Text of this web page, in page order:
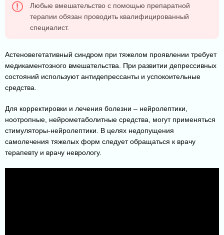
Любые вмешательство с помощью препаратной
терапии обязан проводить квалифицированный
специалист.
Астеновегетативный синдром при тяжелом проявлении требует
медикаментозного вмешательства. При развитии депрессивных
состояний используют антидепрессанты и успокоительные
средства.
Для корректировки и лечения болезни – нейролептики,
ноотропные, нейрометаболитные средства, могут применяться
стимуляторы-нейролептики. В целях недопущения
самолечения тяжелых форм следует обращаться к врачу
терапевту и врачу неврологу.